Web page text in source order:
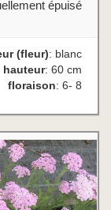
épuisé
(fleur): blanc
hauteur: 60 cm
floraison: 6- 8